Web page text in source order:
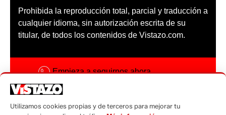
Prohibida la reproducción total, parcial y traducción a
cualquier idioma, sin autorización escrita de su
titular, de todos los contenidos de Vistazo.com.
Empieza a seguirnos ahora
Código ética
Utilizamos cookies propias y de terceros para mejorar tu